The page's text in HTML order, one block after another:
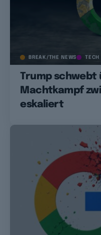
BREAK/THE NEWS TECH
Trump schwebt
Machtkampf
eskaliert